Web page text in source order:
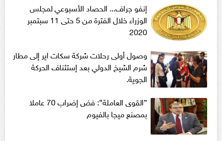
إنفو جراف... الحصاد الأسبوعي لمجلس
الوزراء خلال الفترة من 5 حتى 11 سبتمبر
2020
وصول أولى رحلات شركة سكات اير إلى مطار
شرم الشيخ الدولي بعد إستئناف الحركة
الجوية.
”القوى العاملة”: فض إضراب 70 عاملا
بمصنع ميجا بالفيوم